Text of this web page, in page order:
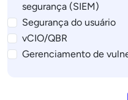
segurança (SIEM)
Segurança do usuário
vCIO/QBR
Gerenciamento de